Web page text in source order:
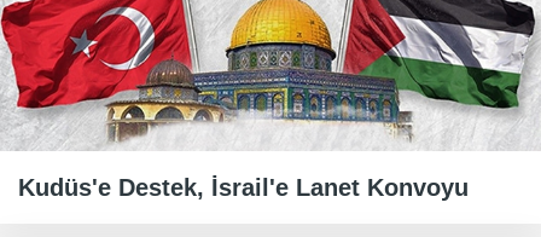
Kudüs'e Destek, İsrail'e Lanet Konvoyu